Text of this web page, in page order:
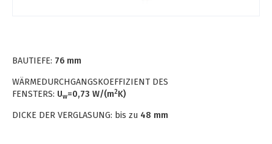
BAUTIEFE: 76 mm
WÄRMEDURCHGANGSKOEFFIZIENT DES
FENSTERS: Uw=0,73 W/(m2K)
DICKE DER VERGLASUNG: bis zu 48 mm